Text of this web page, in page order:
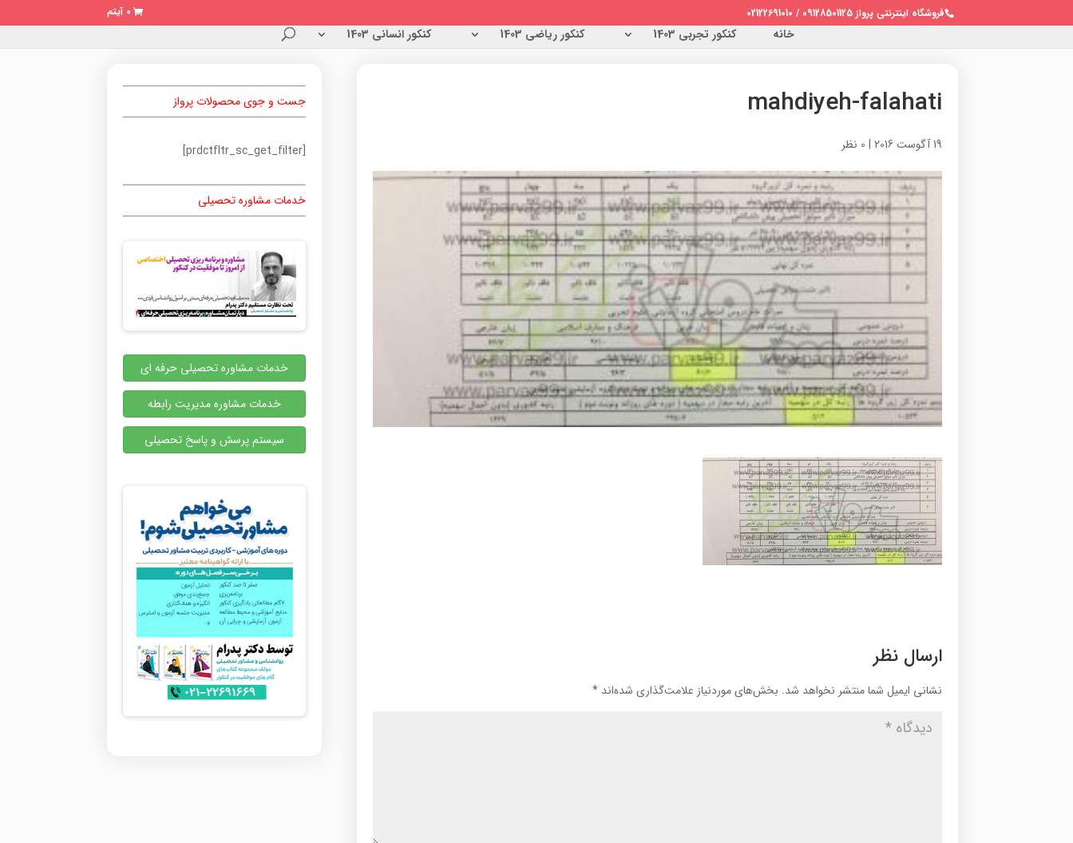
فروشگاه اینترنتی پرواز 09128501125 / 02122691010 0 آیتم
خانه کنکور تجربی 1403 کنکور ریاضی 1403 کنکور انسانی 1403
mahdiyeh-falahati
19 آگوست 2016 | 0 نظر
ارسال نظر
نشانی ایمیل شما منتشر نخواهد شد. بخش‌های موردنیاز علامت‌گذاری شده‌اند*
جست و جوی محصولات پرواز
[prdctfltr_sc_get_filter]
خدمات مشاوره تحصیلی
خدمات مشاوره تحصیلی حرفه ای
خدمات مشاوره مدیریت رابطه
سیستم پرسش و پاسخ تحصیلی